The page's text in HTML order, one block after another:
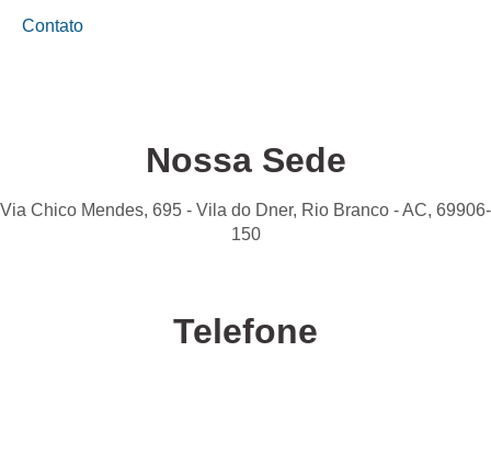
Contato
Nossa Sede
Via Chico Mendes, 695 - Vila do Dner, Rio Branco - AC, 69906-
150
Telefone